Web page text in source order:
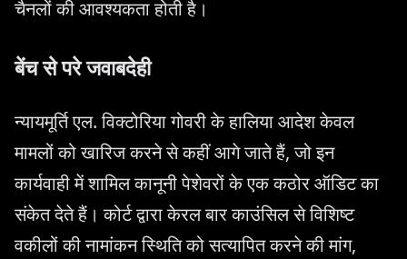
चैनलों की आवश्यकता होती है।
बेंच से परे जवाबदेही
न्यायमूर्ति एल. विक्टोरिया गोवरी के हालिया आदेश केवल
मामलों को खारिज करने से कहीं आगे जाते हैं, जो इन
कार्यवाही में शामिल कानूनी पेशेवरों के एक कठोर ऑडिट का
संकेत देते हैं। कोर्ट द्वारा केरल बार काउंसिल से विशिष्ट
वकीलों की नामांकन स्थिति को सत्यापित करने की मांग,